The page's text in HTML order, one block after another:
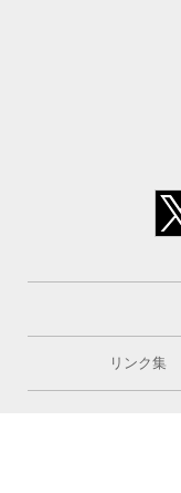
リンク集